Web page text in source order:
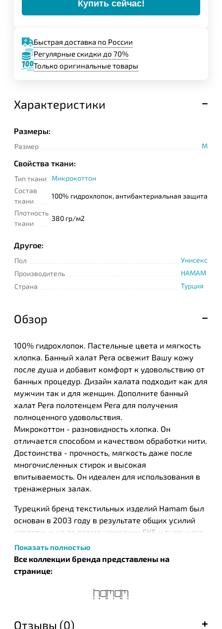
Купить сейчас!
Быстрая доставка по России
Регулярные скидки до 70%
Только оригинальные товары
Характеристики
Размеры:
Размер M
Свойства ткани:
Тип ткани
Микрокоттон
Состав
ткани
100% гидрохлопок, антибактериальная защита
Плотность
ткани
380 гр/м2
Другое:
Пол
Унисекс
Производитель
HAMAM
Страна
Турция
Обзор
100% гидрохлопок. Пастельные цвета и мягкость
хлопка. Банный халат Pera освежит Вашу кожу
после душа и добавит комфорт к удовольствию от
банных процедур. Дизайн халата подходит как для
мужчин так и для женщин. Дополните банный
халат Pera полотенцем Pera для получения
полноценного удовольствия.
Микрокоттон - разновидность хлопка. Он
отличается способом и качеством обработки нити.
Достоинства - прочность, мягкость даже после
многочисленных стирок и высокая
впитываемость. Он идеален для использования в
тренажерных залах.
Турецкий бренд текстильных изделий Нamam был
основан в 2003 году в результате общих усилий
известных на то время компании ЕКЕ и турецкого
дизайнера Идиль Тарзи. Этот бренд стал одним из
первых, кто запустил производство целых серий
во всем мире. Успешный тандем производителя и
в рамках кампании по продвижению
Показать полностью
Все коллекции бренда представлены на
странице:
Отзывы (0)